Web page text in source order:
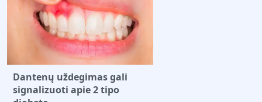
Dantenų uždegimas gali
signalizuoti apie 2 tipo